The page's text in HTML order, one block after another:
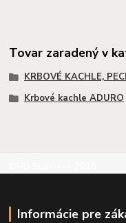
Tovar zaradený v
KRBOVÉ KACHLE,
Krbové kachle ADURO
Informácie pre